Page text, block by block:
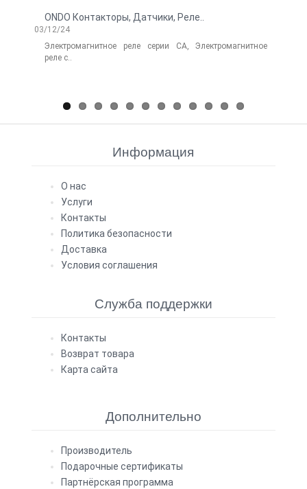
ONDO Контакторы, Датчики, Реле..
03/12/24
Электромагнитное реле серии CA, Электромагнитное
реле с..
Информация
О нас
Услуги
Контакты
Политика безопасности
Доставка
Условия соглашения
Служба поддержки
Контакты
Возврат товара
Карта сайта
Дополнительно
Производитель
Подарочные сертификаты
Партнёрская программа